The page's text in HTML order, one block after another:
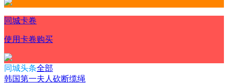
同城卡卷
使用卡卷购买
同城头条全部
韩国第一夫人砍断缆绳